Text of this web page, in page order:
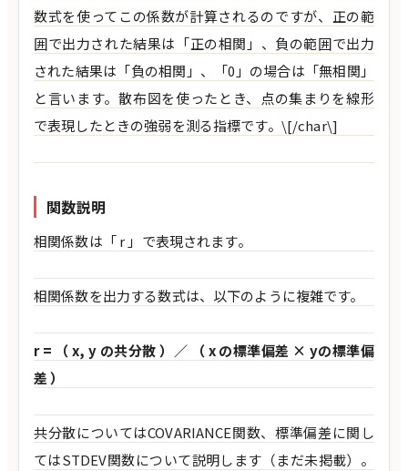
数式を使ってこの係数が計算されるのですが、正の範
囲で出力された結果は「正の相関」、負の範囲で出力
された結果は「負の相関」、「0」の場合は「無相関」
と言います。散布図を使ったとき、点の集まりを線形
で表現したときの強弱を測る指標です。\[/char\]
関数説明
相関係数は「 r 」で表現されます。
相関係数を出力する数式は、以下のように複雑です。
r = （ x, y の共分散 ）／ （ x の標準偏差 × yの標準偏
差 ）
共分散についてはCOVARIANCE関数、標準偏差に関し
てはSTDEV関数について説明します（まだ未掲載）。